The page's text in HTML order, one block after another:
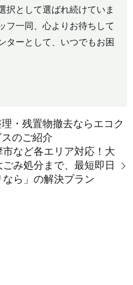
択として選ばれ続けていま
フ一同、心よりお待ちして
ターとして、いつでもお困
・残置物撤去ならエコク
のご紹介
市など各エリア対応！大
み処分まで、最短即日
ら」の解決プラン